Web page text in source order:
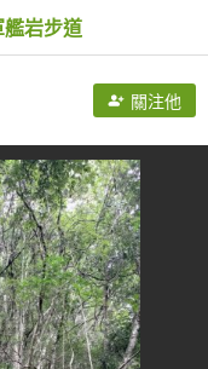
艦岩步道
關注他